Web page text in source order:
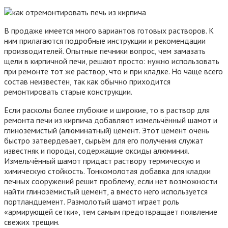
В продаже имеется много вариантов готовых растворов. К
ним прилагаются подробные инструкции и рекомендации
производителей. Опытные печники вопрос, чем замазать
щели в кирпичной печи, решают просто: нужно использовать
при ремонте тот же раствор, что и при кладке. Но чаще всего
состав неизвестен, так как обычно приходится
ремонтировать старые конструкции.
Если расколы более глубокие и широкие, то в раствор для
ремонта печи из кирпича добавляют измельчённый шамот и
глинозёмистый (алюминатный) цемент. Этот цемент очень
быстро затвердевает, сырьём для его получения служат
известняк и породы, содержащие оксиды алюминия.
Измельчённый шамот придаст раствору термическую и
химическую стойкость. Тонкомолотая добавка для кладки
печных сооружений решит проблему, если нет возможности
найти глинозёмистый цемент, а вместо него используется
портландцемент. Размолотый шамот играет роль
«армирующей сетки», тем самым предотвращает появление
свежих трещин.